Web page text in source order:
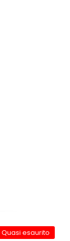
Quasi esaurito